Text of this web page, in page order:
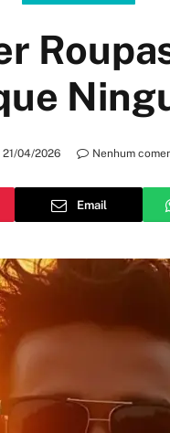
21/04/2026 Nenhum
Email